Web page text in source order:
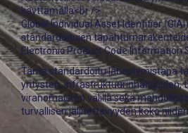
käyttämällä<br />
Global Individual Asset Identifier
standardoitujen
Electronic Product Code Information
Tämä standardoitu lähestymistapa
yritysten, infrastruktuurinhaltijoiden,
viranomaisten välillä sekä
turvallisen jäljitettävyyden koko